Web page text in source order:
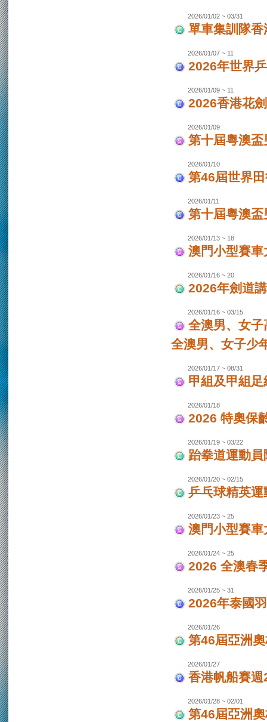
2026/01/02 ~ 03/31
單車集訓隊
2026/01/07 ~ 11
2026年世界
2026/01/09 ~ 11
2026香港花
2026/01/09
第十屆粵澳
2026/01/10
第46屆世界
2026/01/11
第十屆粵澳
2026/01/13 ~ 18
澳門小型賽
2026/01/16 ~ 20
2026年劍道
2026/01/16 ~ 03/15
全澳男、女
全澳男、女子少
2026/01/17 ~ 08/31
甲組及甲組
2026/01/18
2026 特奧保
2026/01/19 ~ 03/22
跆拳道運動
2026/01/20 ~ 02/15
乒乓球精英
2026/01/23 ~ 25
澳門小型賽
2026/01/24 ~ 25
2026 全澳春
2026/01/25 ~ 31
2026年泰國
2026/01/26
第46屆亞洲
2026/01/27
香港帆船賽
2026/01/28 ~ 02/01
第46屆亞洲